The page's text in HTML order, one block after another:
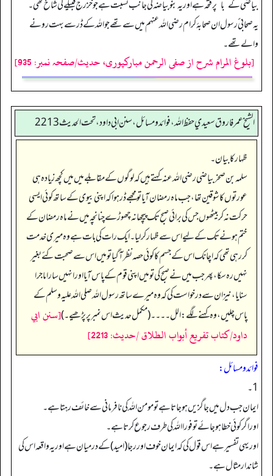
بیاضی کے با پر فتحہ ہے اور یہ بنوبیاضہ کی جانب نسبت ہے جو خزرج قبیلے کی شاخ تھی۔
یہ صحابی ٔ ٔرسول ان صحابۂ کرام رضی اللہ عنہم میں سے تھے جو اللہ کے ڈر سے بہت رونے
والے تھے۔
[بلوغ المرام شرح از صفی الرحمن مبارکپوری، حدیث/صفحہ نمبر: 935]
الشيخ عمر فاروق سعيدي حفظ الله، فوائد و مسائل، سنن ابي داود ، تحت الحديث 2213
ظہار کا بیان۔
سلمہ بن صخر بیاضی رضی اللہ عنہ کہتے ہیں کہ لوگوں کے مقابلے میں میں کچھ زیادہ ہی
عورتوں کا شوقین تھا، جب ماہ رمضان آیا تو مجھے ڈر ہوا کہ اپنی بیوی کے ساتھ کوئی ایسی
حرکت نہ کر بیٹھوں جس کی برائی صبح تک پیچھا نہ چھوڑے چنانچہ میں نے ماہ رمضان کے
ختم ہونے تک کے لیے اس سے ظہار کر لیا۔ ایک رات کی بات ہے وہ میری خدمت
کر رہی تھی کہ اچانک اس کے جسم کا کوئی حصہ نظر آ گیا تو میں اس سے صحبت کئے بغیر
نہیں رہ سکا، پھر جب میں نے صبح کی تو میں اپنی قوم کے پاس آیا اور انہیں سارا ماجرا
سنایا، نیز ان سے درخواست کی کہ وہ میرے ساتھ رسول اللہ صلی اللہ علیہ وسلم کے
پاس چلیں، وہ کہنے لگے: الل۔۔۔۔ (مکمل حدیث اس نمبر پر پڑھیے۔)[سنن ابي
داود/كتاب تفريع أبواب الطلاق /حدیث: 2213]
فوائد ومسائل:
1۔
ایمان جب دل میں جاگزیں ہوجاتا ہے تومومن اللہ کی نافرمانی سے خائف رہتا ہے۔
اور اگر کوئی خطا ہوجائے تو فورا اللہ کی طرف رجوع کرتا ہے۔
اور یہی تفسیر ہے اس قول کی کہ ایمان خوف اور رجا (امید) کے درمیان ہے اور یہ واقعہ اس کی
شاندار مثال ہے۔